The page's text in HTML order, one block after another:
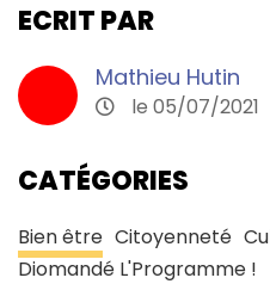
ECRIT PAR
Mathieu Hutin
le 05/07/2021
CATÉGORIES
Bien être Citoyenneté
Diomandé L'Programme !